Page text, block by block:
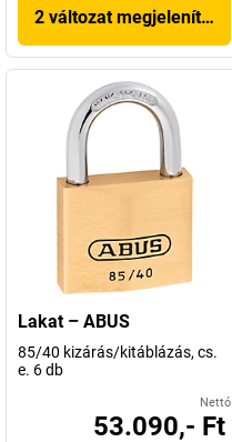
2 változat megjelenítése
Lakat – ABUS
85/40 kizárás/kitáblázás, cs.
e. 6 db
Nettó
53.090,- Ft